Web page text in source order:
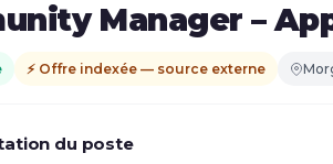
Manager –
⚡ Offre indexée — source externe
du poste